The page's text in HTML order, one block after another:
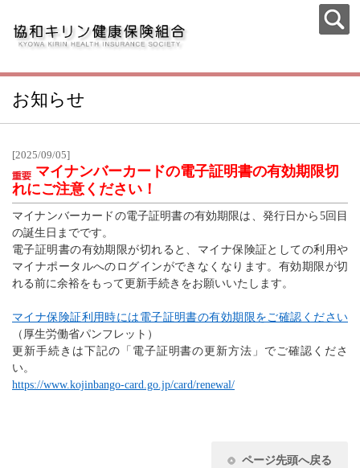
お知らせ
[2025/09/05]
マイナンバーカードの電子証明書の有効期限切
れにご注意ください！
マイナンバーカードの電子証明書の有効期限は、発行日から5回目
の誕生日までです。
電子証明書の有効期限が切れると、マイナ保険証としての利用や
マイナポータルへのログインができなくなります。有効期限が切
れる前に余裕をもって更新手続きをお願いいたします。
マイナ保険証利用時には電子証明書の有効期限をご確認ください
（厚生労働省パンフレット）
更新手続きは下記の「電子証明書の更新方法」でご確認くださ
い。
https://www.kojinbango-card.go.jp/card/renewal/
ページ先頭へ戻る